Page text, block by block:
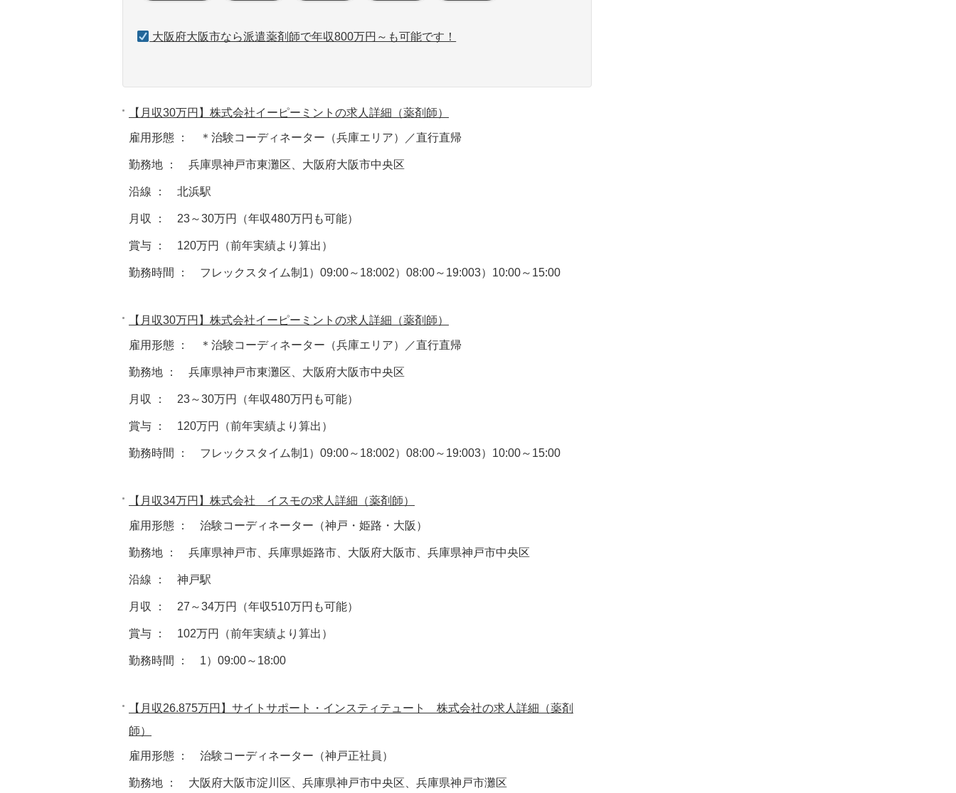
大阪府大阪市なら派遣薬剤師で年収800万円～も可能です！
【月収30万円】株式会社イーピーミントの求人詳細（薬剤師）
雇用形態 ： ＊治験コーディネーター（兵庫エリア）／直行直帰
勤務地 ： 兵庫県神戸市東灘区、大阪府大阪市中央区
沿線 ： 北浜駅
月収 ： 23～30万円（年収480万円も可能）
賞与 ： 120万円（前年実績より算出）
勤務時間 ： フレックスタイム制1）09:00～18:002）08:00～19:003）10:00～15:00
【月収30万円】株式会社イーピーミントの求人詳細（薬剤師）
雇用形態 ： ＊治験コーディネーター（兵庫エリア）／直行直帰
勤務地 ： 兵庫県神戸市東灘区、大阪府大阪市中央区
月収 ： 23～30万円（年収480万円も可能）
賞与 ： 120万円（前年実績より算出）
勤務時間 ： フレックスタイム制1）09:00～18:002）08:00～19:003）10:00～15:00
【月収34万円】株式会社 イスモの求人詳細（薬剤師）
雇用形態 ： 治験コーディネーター（神戸・姫路・大阪）
勤務地 ： 兵庫県神戸市、兵庫県姫路市、大阪府大阪市、兵庫県神戸市中央区
沿線 ： 神戸駅
月収 ： 27～34万円（年収510万円も可能）
賞与 ： 102万円（前年実績より算出）
勤務時間 ： 1）09:00～18:00
【月収26.875万円】サイトサポート・インスティテュート 株式会社の求人詳細（薬剤
師）
雇用形態 ： 治験コーディネーター（神戸正社員）
勤務地 ： 大阪府大阪市淀川区、兵庫県神戸市中央区、兵庫県神戸市灘区